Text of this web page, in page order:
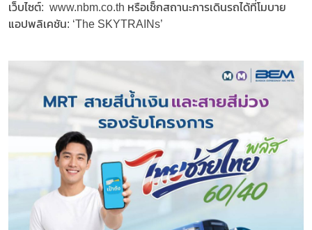
เว็บไซต์: www.nbm.co.th หรือเช็กสถานะการเดินรถได้ที่โมบาย
แอปพลิเคชัน: ‘The SKYTRAINs’